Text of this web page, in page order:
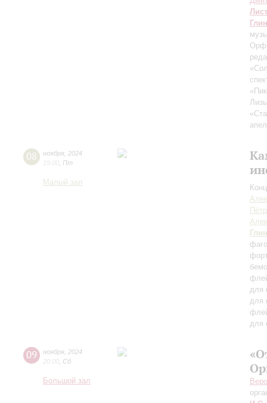
Лист
08 ноября 2024
19:00 Пт
Малый зал
для
для
для
09 ноября 2024
20:00 Сб
Большой зал